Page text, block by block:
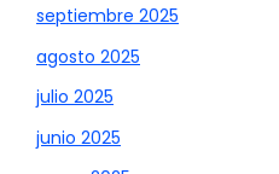
septiembre 2025
agosto 2025
julio 2025
junio 2025